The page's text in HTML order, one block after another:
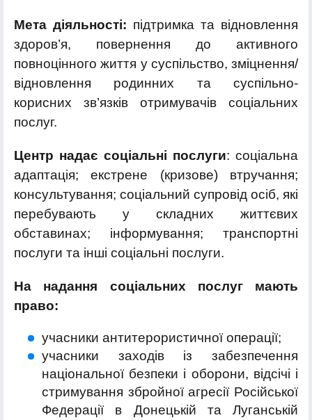
Мета діяльності: підтримка та відновлення
здоров’я, повернення до активного
повноцінного життя у суспільство, зміцнення/
відновлення родинних та суспільно-
корисних зв’язків отримувачів соціальних
послуг.
Центр надає соціальні послуги: соціальна
адаптація; екстрене (кризове) втручання;
консультування; соціальний супровід осіб, які
перебувають у складних життєвих
обставинах; інформування; транспортні
послуги та інші соціальні послуги.
На надання соціальних послуг мають
право:
учасники антитерористичної операції;
учасники заходів із забезпечення
національної безпеки і оборони, відсічі і
стримування збройної агресії Російської
Федерації в Донецькій та Луганській